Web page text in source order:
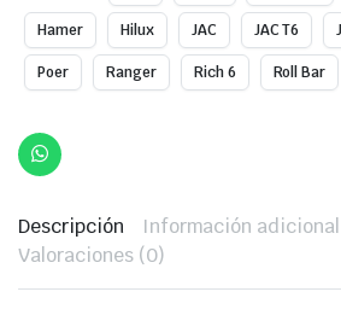
Hamer Hilux JAC JAC T6
Poer Ranger Rich 6 Roll Bar
Descripción
Información adicional
Valoraciones (0)